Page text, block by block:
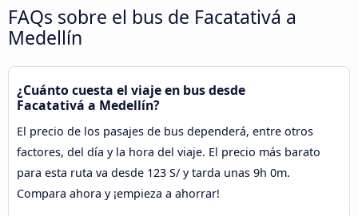
FAQs sobre el bus de Facatativá a
Medellín
¿Cuánto cuesta el viaje en bus desde
Facatativá a Medellín?
El precio de los pasajes de bus dependerá, entre otros
factores, del día y la hora del viaje. El precio más barato
para esta ruta va desde 123 S/ y tarda unas 9h 0m.
Compara ahora y ¡empieza a ahorrar!